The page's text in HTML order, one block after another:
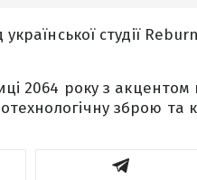
студії
2064 року з акцентом
зброю